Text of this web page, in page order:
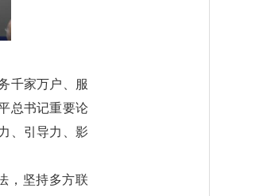
千家万户、服
总书记重要论
、引导力、影
，坚持多方联